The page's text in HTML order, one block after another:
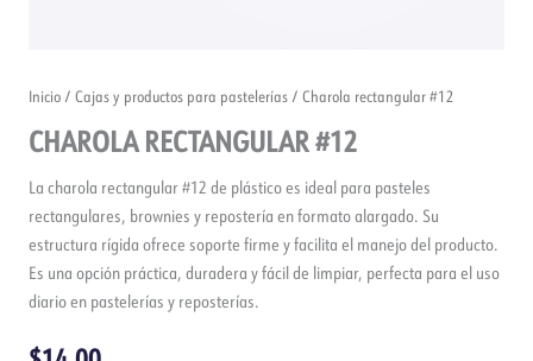
Inicio / Cajas y productos para pastelerías / Charola rectangular #12
CHAROLA RECTANGULAR #12
La charola rectangular #12 de plástico es ideal para pasteles
rectangulares, brownies y repostería en formato alargado. Su
estructura rígida ofrece soporte firme y facilita el manejo del producto.
Es una opción práctica, duradera y fácil de limpiar, perfecta para el uso
diario en pastelerías y reposterías.